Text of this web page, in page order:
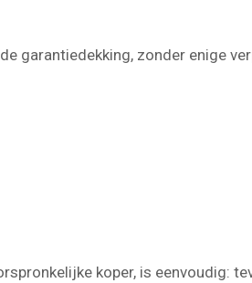
garantiedekking, zonder enige
koper, is eenvoudig: